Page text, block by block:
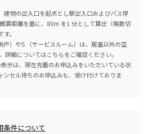
建物の出入口を起点とし駅出入口およびバス停
算距離を基に、80m を1 分として算出（端数切
。
戸）やS （サービスルーム）は、居室以外の空
詳細についてはこちらをご確認ください。
表示は、現在先着のお申込みをいただいている状
ンセル待ちのお申込みも、受け付けておりま
条件について